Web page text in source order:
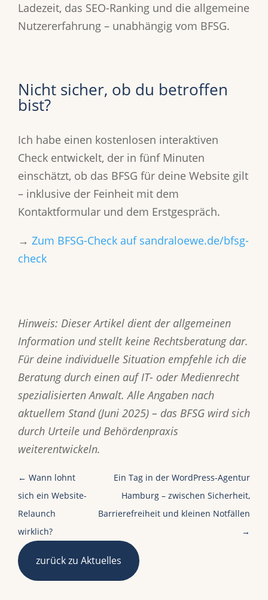
Ladezeit, das SEO-Ranking und die allgemeine
Nutzererfahrung – unabhängig vom BFSG.
Nicht sicher, ob du betroffen
bist?
Ich habe einen kostenlosen interaktiven
Check entwickelt, der in fünf Minuten
einschätzt, ob das BFSG für deine Website gilt
– inklusive der Feinheit mit dem
Kontaktformular und dem Erstgespräch.
→ Zum BFSG-Check auf sandraloewe.de/bfsg-
check
Hinweis: Dieser Artikel dient der allgemeinen
Information und stellt keine Rechtsberatung dar.
Für deine individuelle Situation empfehle ich die
Beratung durch einen auf IT- oder Medienrecht
spezialisierten Anwalt. Alle Angaben nach
aktuellem Stand (Juni 2025) – das BFSG wird sich
durch Urteile und Behördenpraxis
weiterentwickeln.
← Wann lohnt
sich ein Website-
Relaunch
wirklich?
Ein Tag in der WordPress-Agentur
Hamburg – zwischen Sicherheit,
Barrierefreiheit und kleinen Notfällen
→
zurück zu Aktuelles